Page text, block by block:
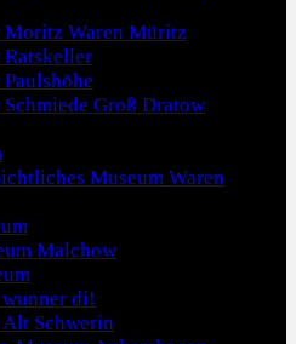
Moritz Waren Müritz
Ratskeller
Schmiede Groß Dratow
Museum Waren
Malchow
di!
Schwerin